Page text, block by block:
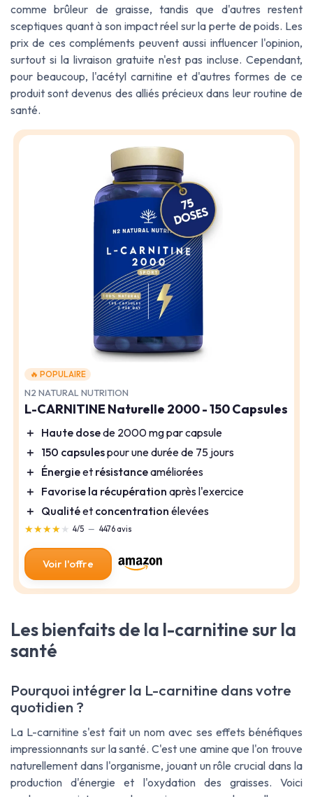
comme brûleur de graisse, tandis que d'autres restent
sceptiques quant à son impact réel sur la perte de poids. Les
prix de ces compléments peuvent aussi influencer l'opinion,
surtout si la livraison gratuite n'est pas incluse. Cependant,
pour beaucoup, l'acétyl carnitine et d'autres formes de ce
produit sont devenus des alliés précieux dans leur routine de
santé.
🔥 POPULAIRE
N2 NATURAL NUTRITION
L-CARNITINE Naturelle 2000 - 150 Capsules
＋ Haute dosede 2000 mg par capsule
＋ 150 capsulespour une durée de 75 jours
＋ Énergieet résistanceaméliorées
＋ Favorise la récupération après l'exercice
＋ Qualitéet concentration élevées
★★★★★
★★★★★ 4/5 — 4476 avis
Voir l'offre
Les bienfaits de la l-carnitine sur la
santé
Pourquoi intégrer la L-carnitine dans votre
quotidien ?
La L-carnitine s'est fait un nom avec ses effets bénéfiques
impressionnants sur la santé. C'est une amine que l'on trouve
naturellement dans l'organisme, jouant un rôle crucial dans la
production d'énergie et l'oxydation des graisses. Voici